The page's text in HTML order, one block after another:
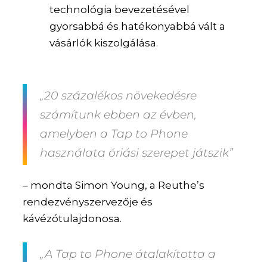
technológia bevezetésével
gyorsabbá és hatékonyabbá vált a
vásárlók kiszolgálása.
„20 százalékos növekedésre
számítunk ebben az évben,
amelyben a Tap to Phone
használata óriási szerepet játszik”
– mondta Simon Young, a Reuthe’s
rendezvényszervezője és
kávézótulajdonosa.
„A Tap to Phone átalakította a